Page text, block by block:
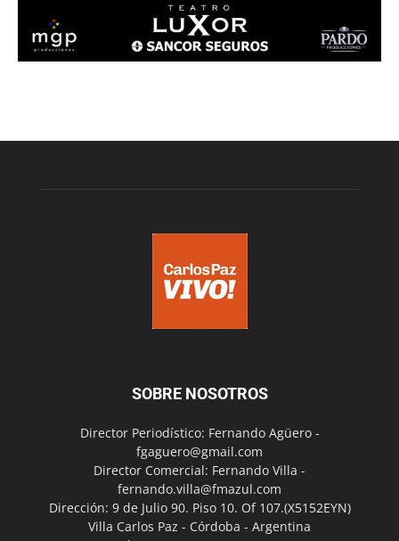
SOBRE NOSOTROS
Director Periodístico: Fernando Agüero -
fgaguero@gmail.com
Director Comercial: Fernando Villa -
fernando.villa@fmazul.com
Dirección: 9 de Julio 90. Piso 10. Of 107.(X5152EYN)
Villa Carlos Paz - Córdoba - Argentina